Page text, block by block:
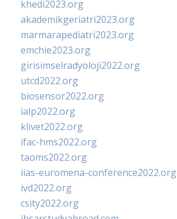
khedi2023.org
akademikgeriatri2023.org
marmarapediatri2023.org
emchie2023.org
girisimselradyoloji2022.org
utcd2022.org
biosensor2022.org
ialp2022.org
klivet2022.org
ifac-hms2022.org
taoms2022.org
iias-euromena-conference2022.org
ivd2022.org
csity2022.org